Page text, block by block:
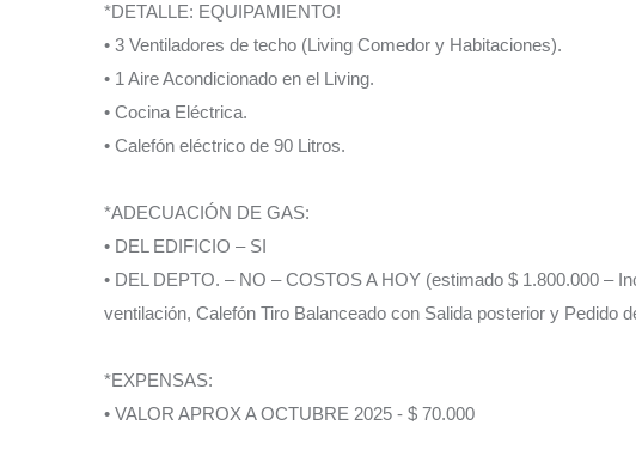
*DETALLE: EQUIPAMIENTO!
• 3 Ventiladores de techo (Living Comedor y Habitaciones).
• 1 Aire Acondicionado en el Living.
• Cocina Eléctrica.
• Calefón eléctrico de 90 Litros.
*ADECUACIÓN DE GAS:
• DEL EDIFICIO – SI
• DEL DEPTO. – NO – COSTOS A HOY (estimado $ 1.800.000 –
ventilación, Calefón Tiro Balanceado con Salida posterior y Pedido
*EXPENSAS:
• VALOR APROX A OCTUBRE 2025 - $ 70.000